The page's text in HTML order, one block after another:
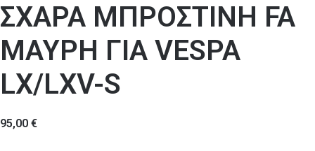
ΣΧΑΡΑ ΜΠΡΟΣΤΙΝΗ FA
ΜΑΥΡΗ ΓΙΑ VESPA
LX/LXV-S
95,00 €